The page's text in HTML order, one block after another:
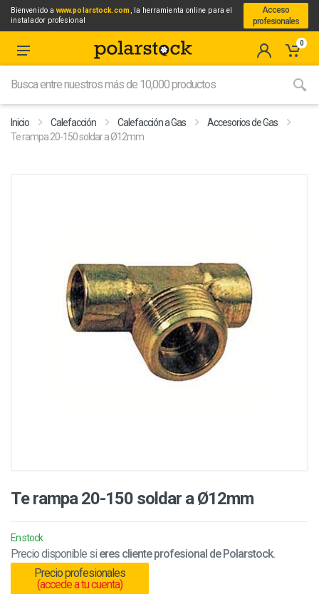
Bienvenido awww.polarstock.com, la herramienta online para el
instalador profesional
Acceso
profesionales
0
Inicio Calefacción Calefacción a Gas
Accesorios de Gas
Te rampa 20-150 soldar a Ø12mm
Te rampa 20-150 soldar a Ø12mm
En stock
Precio disponible si eres cliente profesional de Polarstock.
Precio profesionales
(accede a tu cuenta)